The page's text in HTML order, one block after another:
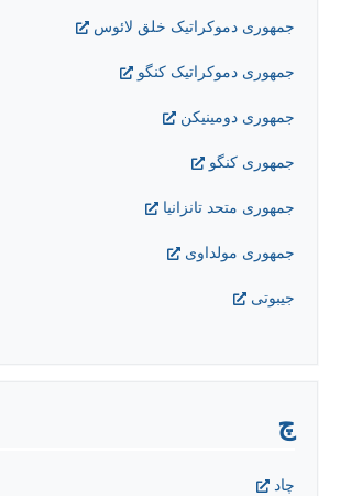
جمهوری دموکراتیک خلق لائوس
جمهوری دموکراتیک کنگو
جمهوری دومینیکن
جمهوری کنگو
جمهوری متحد تانزانیا
جمهوری مولداوی
جیبوتی
چ
چاد